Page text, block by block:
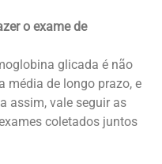
o exame de
glicada é não
média de longo prazo, e
assim, vale seguir as
coletados juntos